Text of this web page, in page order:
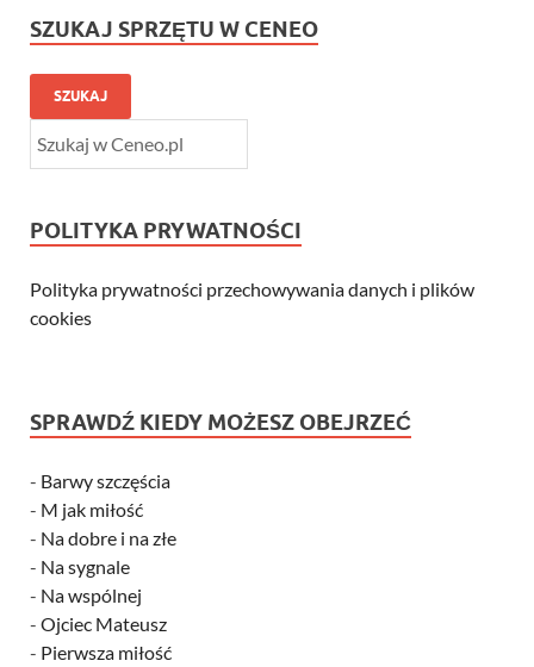
SZUKAJ SPRZĘTU W CENEO
SZUKAJ
POLITYKA PRYWATNOŚCI
Polityka prywatności przechowywania danych i plików
cookies
SPRAWDŹ KIEDY MOŻESZ OBEJRZEĆ
- Barwy szczęścia
- M jak miłość
- Na dobre i na złe
- Na sygnale
- Na wspólnej
- Ojciec Mateusz
- Pierwsza miłość